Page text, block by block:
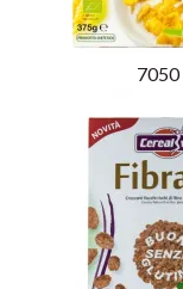
7050